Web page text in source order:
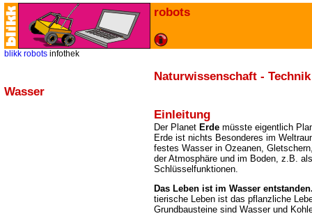
robots
blikk robots infothek
Naturwissenschaft - Technik
Wasser
Einleitung
Der Planet Erde müsste eigentlich
Erde ist nichts Besonderes im
festes Wasser in Ozeanen,
der Atmosphäre und im Boden, z.B.
Schlüsselfunktionen.
Das Leben ist im Wasser
tierische Leben ist das pflanzliche
Grundbausteine sind Wasser und